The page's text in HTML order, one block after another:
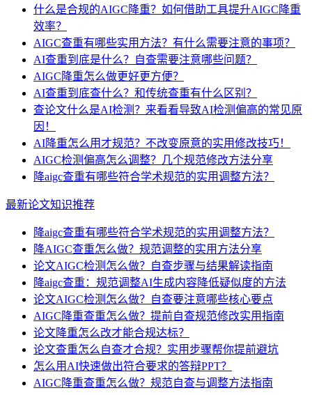
什么是合规的AIGC降重？如何借助工具提升AIGC降重
效率？
AIGC查重有哪些实用方法？有什么需要注意的事项？
AI查重到底是什么？自查需要注意哪些问题？
AIGC降重怎么做更好更方便？
AI查重到底查什么？和传统查重有什么区别？
查论文什么是AI检测？来看看导致AI检测偏高的常见原
因！
AI降重怎么用才规范？不改变原意的实用修改技巧！
AIGC检测偏高怎么调整？几个规范修改方法分享
降aigc查重有哪些符合学术规范的实用调整方法？
最新论文知识推荐
降aigc查重有哪些符合学术规范的实用调整方法？
降AIGC查重怎么做？规范调整的实用方法分享
论文AIGC检测怎么做？自查步骤与结果解读指南
降aigc查重：规范调整AI生成内容降低疑似度的方法
论文AIGC检测怎么做？自查要注意哪些核心要点
AIGC降重查重怎么做？提前自查规范修改实用指南
论文降重怎么改才能合规达标？
论文查重怎么自查才合规？实用步骤帮你提前避坑
怎么用AI快速做出符合要求的答辩PPT？
AIGC降重查重怎么做？规范自查与调整方法指南